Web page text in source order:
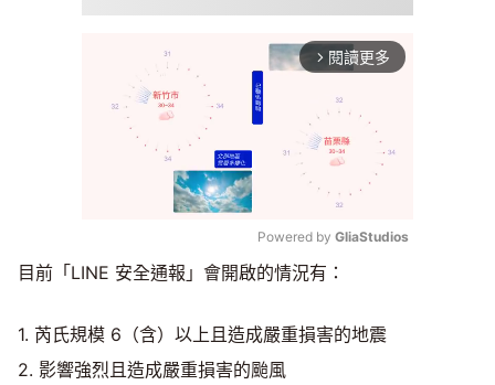
arrow_forward_ios 閱讀更多
Powered by GliaStudios
目前「LINE 安全通報」會開啟的情況有：
1. 芮氏規模 6（含）以上且造成嚴重損害的地震
2. 影響強烈且造成嚴重損害的颱風